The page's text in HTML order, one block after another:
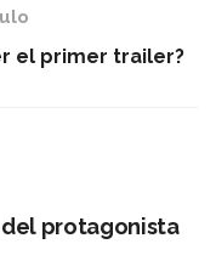
el primer trailer?
del protagonista